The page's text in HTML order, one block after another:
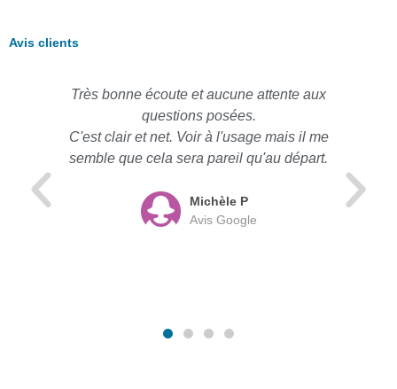
Avis clients
Très bonne écoute et aucune attente aux
questions posées.
C'est clair et net. Voir à l'usage mais il me
semble que cela sera pareil qu'au départ.
Michèle P
Avis Google